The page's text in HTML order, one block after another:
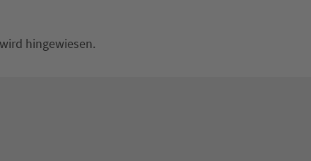
hingewiesen.